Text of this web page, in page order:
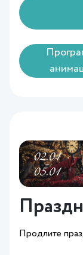
Продлите